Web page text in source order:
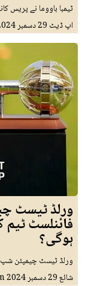
ٹیمبا باووما نے
اپ ڈیٹ 29 دسمبر 2024
فائنلسٹ
ہوگی؟
ورلڈ ٹیسٹ چیمپئن شپ کا فائنل 11 جون 2025 سے
شائع29 دسمبر 2024